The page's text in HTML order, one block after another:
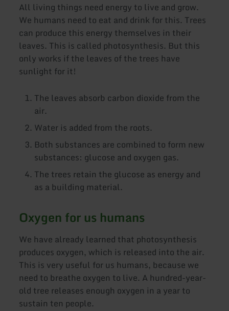
All living things need energy to live and grow.
We humans need to eat and drink for this. Trees
can produce this energy themselves in their
leaves. This is called photosynthesis. But this
only works if the leaves of the trees have
sunlight for it!
The leaves absorb carbon dioxide from the
air.
Water is added from the roots.
Both substances are combined to form new
substances: glucose and oxygen gas.
The trees retain the glucose as energy and
as a building material.
Oxygen for us humans
We have already learned that photosynthesis
produces oxygen, which is released into the air.
This is very useful for us humans, because we
need to breathe oxygen to live. A hundred-year-
old tree releases enough oxygen in a year to
sustain ten people.